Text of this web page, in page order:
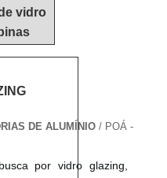
vidro
DE ALUMÍNIO / POÁ -
por vidro glazing,